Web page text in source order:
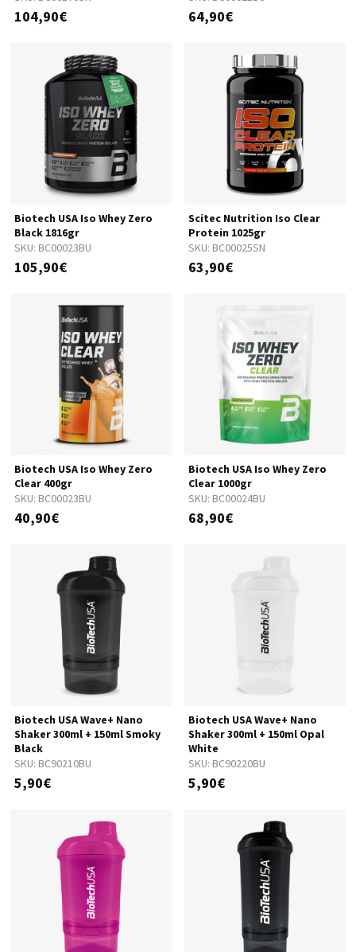
104,90€ 64,90€
SKU: BC00023BU
Biotech USA Iso Whey Zero
Black 1816gr
105,90€
SKU: BC00025SN
Scitec Nutrition Iso Clear
Protein 1025gr
63,90€
SKU: BC00023BU
Biotech USA Iso Whey Zero
Clear 400gr
40,90€
SKU: BC00024BU
Biotech USA Iso Whey Zero
Clear 1000gr
68,90€
SKU: BC90210BU
Biotech USA Wave+ Nano
Shaker 300ml + 150ml Smoky
Black
5,90€
SKU: BC90220BU
Biotech USA Wave+ Nano
Shaker 300ml + 150ml Opal
White
5,90€